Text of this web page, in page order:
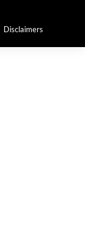
Disclaimers